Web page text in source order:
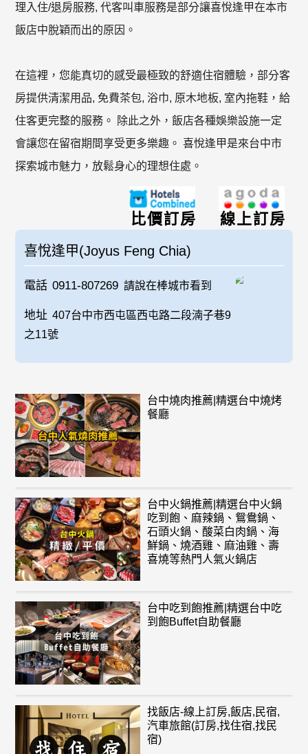
理入住/退房服務, 代客叫車服務是部分讓喜悅逢甲在本市
飯店中脫穎而出的原因。
在這裡，您能真切的感受最極致的舒適住宿體驗，部分客
房提供清潔用品, 免費茶包, 浴巾, 原木地板, 室內拖鞋，給
住客更完整的服務。 除此之外，飯店各種娛樂設施一定
會讓您在留宿期間享受更多樂趣。 喜悅逢甲是來台中市
探索城市魅力，放鬆身心的理想住處。
線上訂房
比價訂房
喜悅逢甲(Joyus Feng Chia)
電話 0911-807269 請說在棒城市看到
地址 407台中市西屯區西屯路二段湳子巷9
之11號
台中燒肉推薦|精選台中燒烤
餐廳
台中火鍋推薦|精選台中火鍋
吃到飽、麻辣鍋、鴛鴦鍋、
石頭火鍋、酸菜白肉鍋、海
鮮鍋、燒酒雞、麻油雞、壽
喜燒等熱門人氣火鍋店
台中吃到飽推薦|精選台中吃
到飽Buffet自助餐廳
找飯店-線上訂房,飯店,民宿,
汽車旅館(訂房,找住宿,找民
宿)